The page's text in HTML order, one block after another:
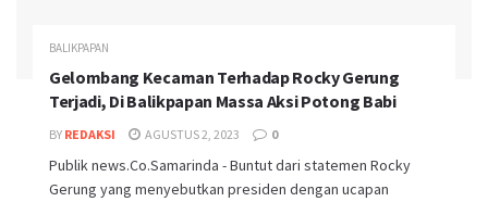
BALIKPAPAN
Gelombang Kecaman Terhadap Rocky Gerung
Terjadi, Di Balikpapan Massa Aksi Potong Babi
BY REDAKSI AGUSTUS 2, 2023 0
Publik news.Co.Samarinda - Buntut dari statemen Rocky
Gerung yang menyebutkan presiden dengan ucapan